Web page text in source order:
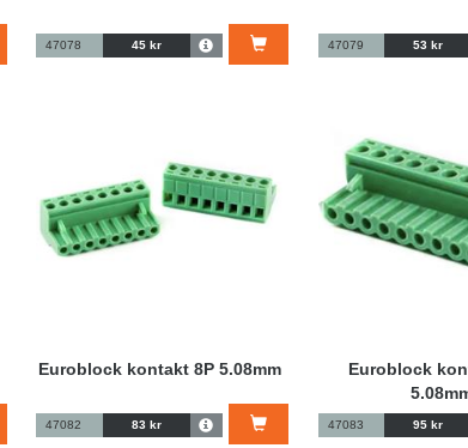
47078 45 kr 47079 53 kr
Euroblock kontakt 8P 5.08mm
47082 83 kr
Euroblock
47083 95 kr